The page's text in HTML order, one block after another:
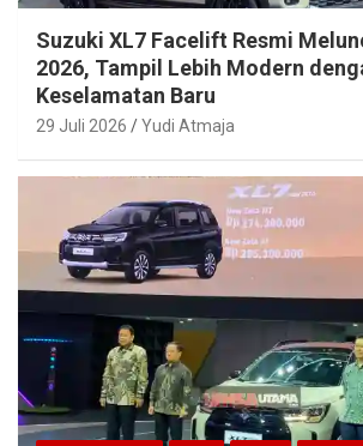
Suzuki XL7 Facelift Resmi
2026, Tampil Lebih Modern
Keselamatan Baru
29 Juli 2026 Yudi Atmaja